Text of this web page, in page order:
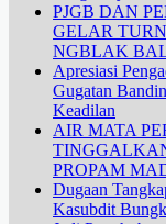
PJGB DAN
GELAR
NGBLAK
Apresiasi
Gugatan
Keadilan
AIR MATA
PROPAM
Dugaan
Kasubdit